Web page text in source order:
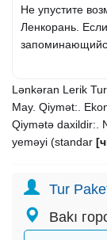
Не упустите
Ленкорань.
Lənkəran Lerik
May. Qiymət:.
Qiymətə daxildir:.
yeməyi (standar
Tur
Bakı